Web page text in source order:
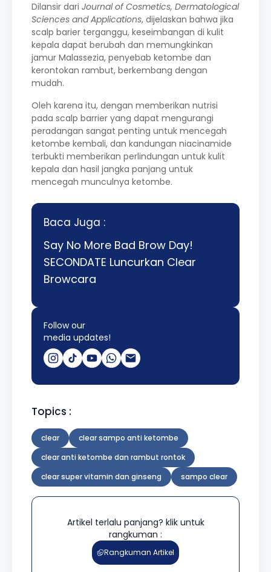
Dilansir dari Journal of Cosmetics, Dermatological
Sciences and Applications, dijelaskan bahwa jika
scalp barier terganggu, keseimbangan di kulit
kepala dapat berubah dan memungkinkan
jamur Malassezia, penyebab ketombe dan
kerontokan rambut, berkembang dengan
mudah.
Oleh karena itu, dengan memberikan nutrisi
pada scalp barrier yang dapat mengurangi
peradangan sangat penting untuk mencegah
ketombe kembali, dan kandungan niacinamide
terbukti memberikan perlindungan untuk kulit
kepala dan hasil jangka panjang untuk
mencegah munculnya ketombe.
Baca Juga :
Say No More Bad Brow Day!
SECONDATE Luncurkan Clear
Browcara
Follow our
media updates!
Topics :
clear
clear sampo anti ketombe
clear anti ketombe dan rambut rontok
clear super vitamin dan ginseng
sampo clear
Artikel terlalu panjang? klik untuk
rangkuman :
Rangkuman Artikel